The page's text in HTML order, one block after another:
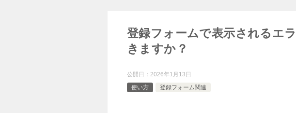
登録フォームで表示されるエ
きますか？
公開日： 2026年1月13日
使い方
登録フォーム関連